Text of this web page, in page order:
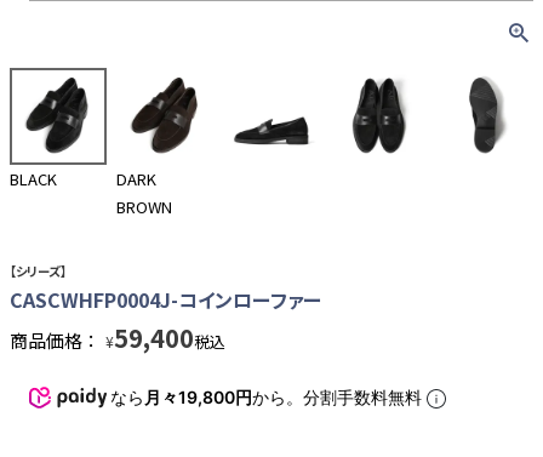
BLACK
DARK
BROWN
【シリーズ】
CASCWHFP0004J-コインローファー
商品価格： ¥59,400税込
なら 月々19,800円から。分割手数料無料